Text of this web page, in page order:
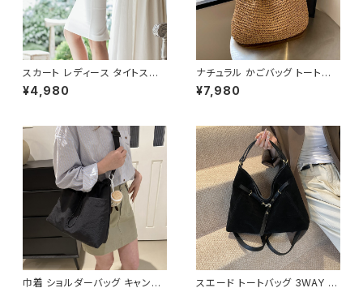
スカート レディース タイトスカ
ート ミディアム ペンシルスカー
ト スリット 白 ホワイト ハイウエ
ィー 結婚式 コルセット風 春 夏
春夏 ミディアムタイトスカート
C-SSS0002
¥4,980
ナチュラル かごバッグ トートバッ
グ ショルダーバッグ レディース
バッグ 軽量 編み 大容量 夏 韓
春夏 おしゃれ 人気 2色展開 K-
B0233
¥7,980
巾着 ショルダーバッグ キャンバ
スエード トートバッグ 3WAY シ